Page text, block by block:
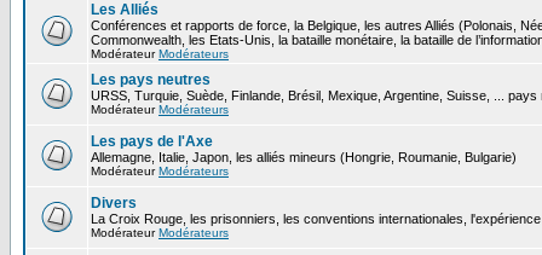
Les Alliés
Conférences et rapports de force, la Belgique, les autres Alliés (Polonais,
Commonwealth, les Etats-Unis, la bataille monétaire, la bataille de
ModérateurModérateurs
Les pays neutres
URSS, Turquie, Suède, Finlande, Brésil, Mexique, Argentine, Suisse, ...
ModérateurModérateurs
Les pays de l'Axe
Allemagne, Italie, Japon, les alliés mineurs (Hongrie, Roumanie, Bulgarie)
ModérateurModérateurs
Divers
La Croix Rouge, les prisonniers, les conventions internationales,
ModérateurModérateurs